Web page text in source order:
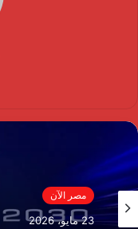
مصر الآن
23 مايو، 2026مصر الآن